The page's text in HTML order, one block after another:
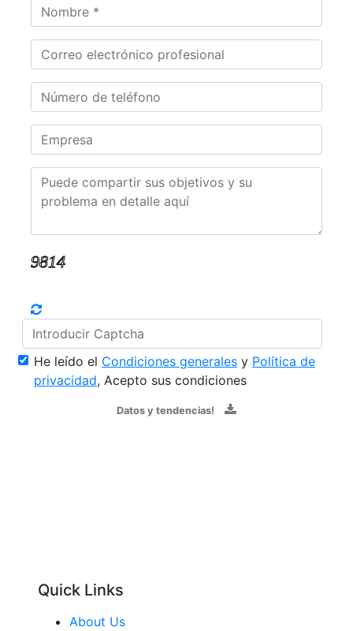
He leído el Condiciones generales y Política de
privacidad, Acepto sus condiciones
Datos y tendencias!
Quick Links
About Us